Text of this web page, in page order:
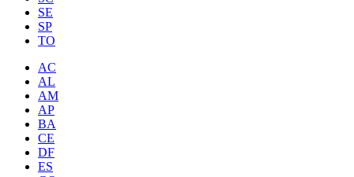
SE
SP
TO
AC
AL
AM
AP
BA
CE
DF
ES